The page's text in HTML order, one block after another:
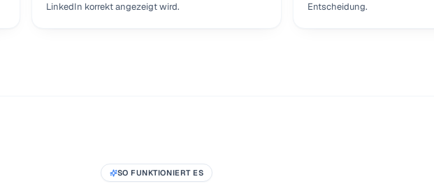
LinkedIn korrekt angezeigt wird.
Entscheidung.
SO FUNKTIONIERT ES